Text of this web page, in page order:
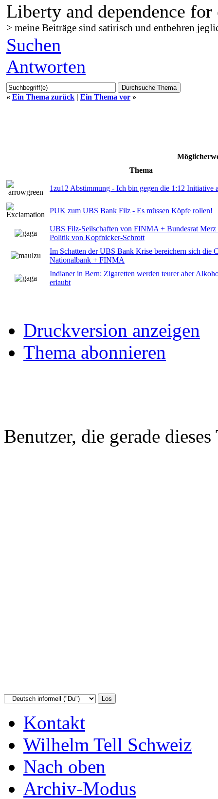
Liberty and dependence for
> meine Beiträge sind satirisch und entbehren
Suchen
Antworten
« Ein Thema zurück | Ein Thema vor »
Thema
1zu12 Abstimmung - Ich bin gegen die 1:12 Initiative
PUK zum UBS Bank Filz - Es müssen Köpfe rollen!
UBS Filz-Seilschaften von FINMA + Bundesrat Merz
Politik von Kopfnicker-Schrott
Im Schatten der UBS Bank Krise bereichern sich die
Nationalbank + FINMA
Indianer in Bern: Zigaretten werden teurer aber
erlaubt
Druckversion anzeigen
Thema abonnieren
Benutzer, die gerade
Kontakt
Wilhelm Tell Schweiz
Nach oben
Archiv-Modus